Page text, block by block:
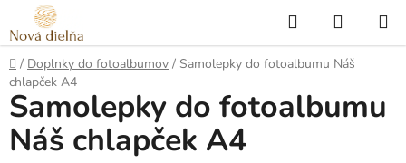
Prejsť
na
obsah
Hľadať
KOŠÍK
Domov
/ Doplnky do fotoalbumov / Samolepky do fotoalbumu Náš
chlapček A4
Samolepky do fotoalbumu
Náš chlapček A4